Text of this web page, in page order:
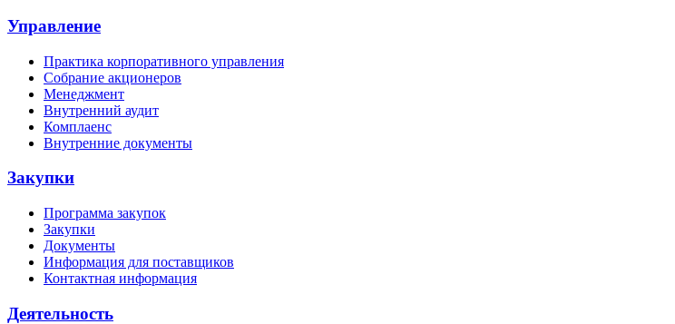
Управление
Практика корпоративного управления
Собрание акционеров
Менеджмент
Внутренний аудит
Комплаенс
Внутренние документы
Закупки
Программа закупок
Закупки
Документы
Информация для поставщиков
Контактная информация
Деятельность